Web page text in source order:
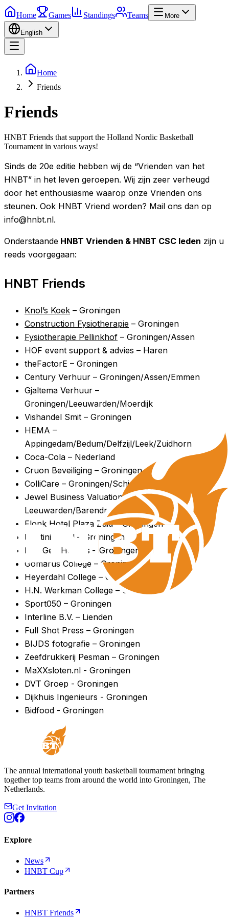
Home Games Standings Teams More
English
Home
Friends
Friends
HNBT Friends that support the Holland Nordic Basketball
Tournament in various ways!
Sinds de 20e editie hebben wij de “Vrienden van het
HNBT” in het leven geroepen. Wij zijn zeer verheugd
door het enthousiasme waarop onze Vrienden ons
steunen. Ook HNBT Vriend worden? Mail ons dan op
info@hnbt.nl.
Onderstaande HNBT Vrienden & HNBT CSC leden zijn u
reeds voorgegaan:
HNBT Friends
Knol’s Koek – Groningen
Construction Fysiotherapie – Groningen
Fysiotherapie Pellinkhof – Groningen/Assen
HOF event support & advies – Haren
theFactorE – Groningen
Century Verhuur – Groningen/Assen/Emmen
Gjaltema Verhuur –
Groningen/Leeuwarden/Moerdijk
Vishandel Smit – Groningen
HEMA –
Appingedam/Bedum/Delfzijl/Leek/Zuidhorn
Coca-Cola – Nederland
Cruon Beveiliging – Groningen
ColliCare – Groningen/Schiedam
Jewel Business Valuation –
Leeuwarden/Barendrecht/Kolham
Flonk Hotel Plaza Zuid – Groningen
Martini Hotel – Groningen
Bud Gett Hostels – Groningen
Gomarus College – Groningen
Heyerdahl College – Groningen
H.N. Werkman College – Groningen
Sport050 – Groningen
Interline B.V. – Lienden
Full Shot Press – Groningen
BIJDS fotografie – Groningen
Zeefdrukkerij Pesman – Groningen
MaXXsloten.nl - Groningen
DVT Groep - Groningen
Dijkhuis Ingenieurs - Groningen
Bidfood - Groningen
The annual international youth basketball tournament bringing
together top teams from around the world into Groningen, The
Netherlands.
Get Invitation
Explore
News
HNBT Cup
Partners
HNBT Friends